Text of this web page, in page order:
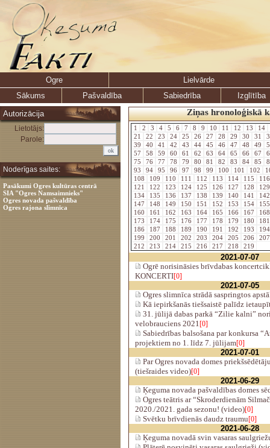
Ogre
Lielvārde
Sākums
Pašvaldība Sabiedrība
Izglītība
Autorizācija
Lietotājs:
Parole:
Noderīgas saites:
Pasākumi Ogres kultūras centrā
SIA "Ogres Namsaimnieks"
Ogres novada pašvaldība
Ogres rajona slimnīca
Ziņas hronoloģiskā
1 2 3 4 5 6 7 8 9 10 11 12 13 14
21
22 23 24 25 26 27 28 29 30 31
39
40 41 42 43 44 45 46 47 48 49
57
58 59 60 61 62 63 64 65 66 67
75
76 77 78 79 80 81 82 83 84 85
93
94 95 96 97 98 99 100 101 102
108
109 110 111 112 113 114 115
121
122 123 124 125 126 127 128
134
135 136 137 138 139 140 141
147
148 149 150 151 152 153 154
160
161 162 163 164 165 166 167
173
174 175 176 177 178 179 180
186
187 188 189 190 191 192 193
199
200 201 202 203 204 205 206
212
213 214 215 216 217 218 219
2021-07-07
Ogrē norisināsies brīvdabas
KONCERTI[0]
2021-07-05
Ogres slimnīca strādā saspringtos
Kā iepirkšanās tiešsaistē palīdz
31. jūlijā dabas parkā “Zilie kalni”
velobrauciens 2021[0]
Sabiedrības balsošana par konkursa
projektiem no 1. līdz 7. jūlijam[0]
2021-07-01
Par Ogres novada domes
(tiešraides video)[0]
2021-06-29
Ķeguma novada pašvaldības domes
Ogres teātris ar “Skroderdienām
2020./2021. gada sezonu! (video)[0]
Svētku brīvdienās daudz traumu[0]
2021-06-28
Ķeguma novadā svin vasaras